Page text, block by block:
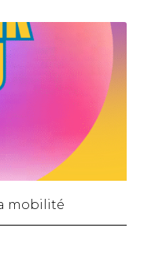
mobilité